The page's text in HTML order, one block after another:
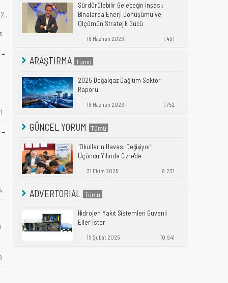
-
-
Sürdürülebilir Geleceğin İnşası:
Binalarda Enerji Dönüşümü ve
Ölçümün Stratejik Gücü
18 Haziran 2026 1.491
ARAŞTIRMA
2025 Doğalgaz Dağıtım Sektör
Raporu
18 Haziran 2026 1.752
GÜNCEL YORUM
"Okulların Havası Değişiyor"
Üçüncü Yılında Cizre'de
31 Ekim 2025 8.231
ADVERTORIAL
Hidrojen Yakıt Sistemleri Güvenli
Eller İster
19 Şubat 2025 10.941